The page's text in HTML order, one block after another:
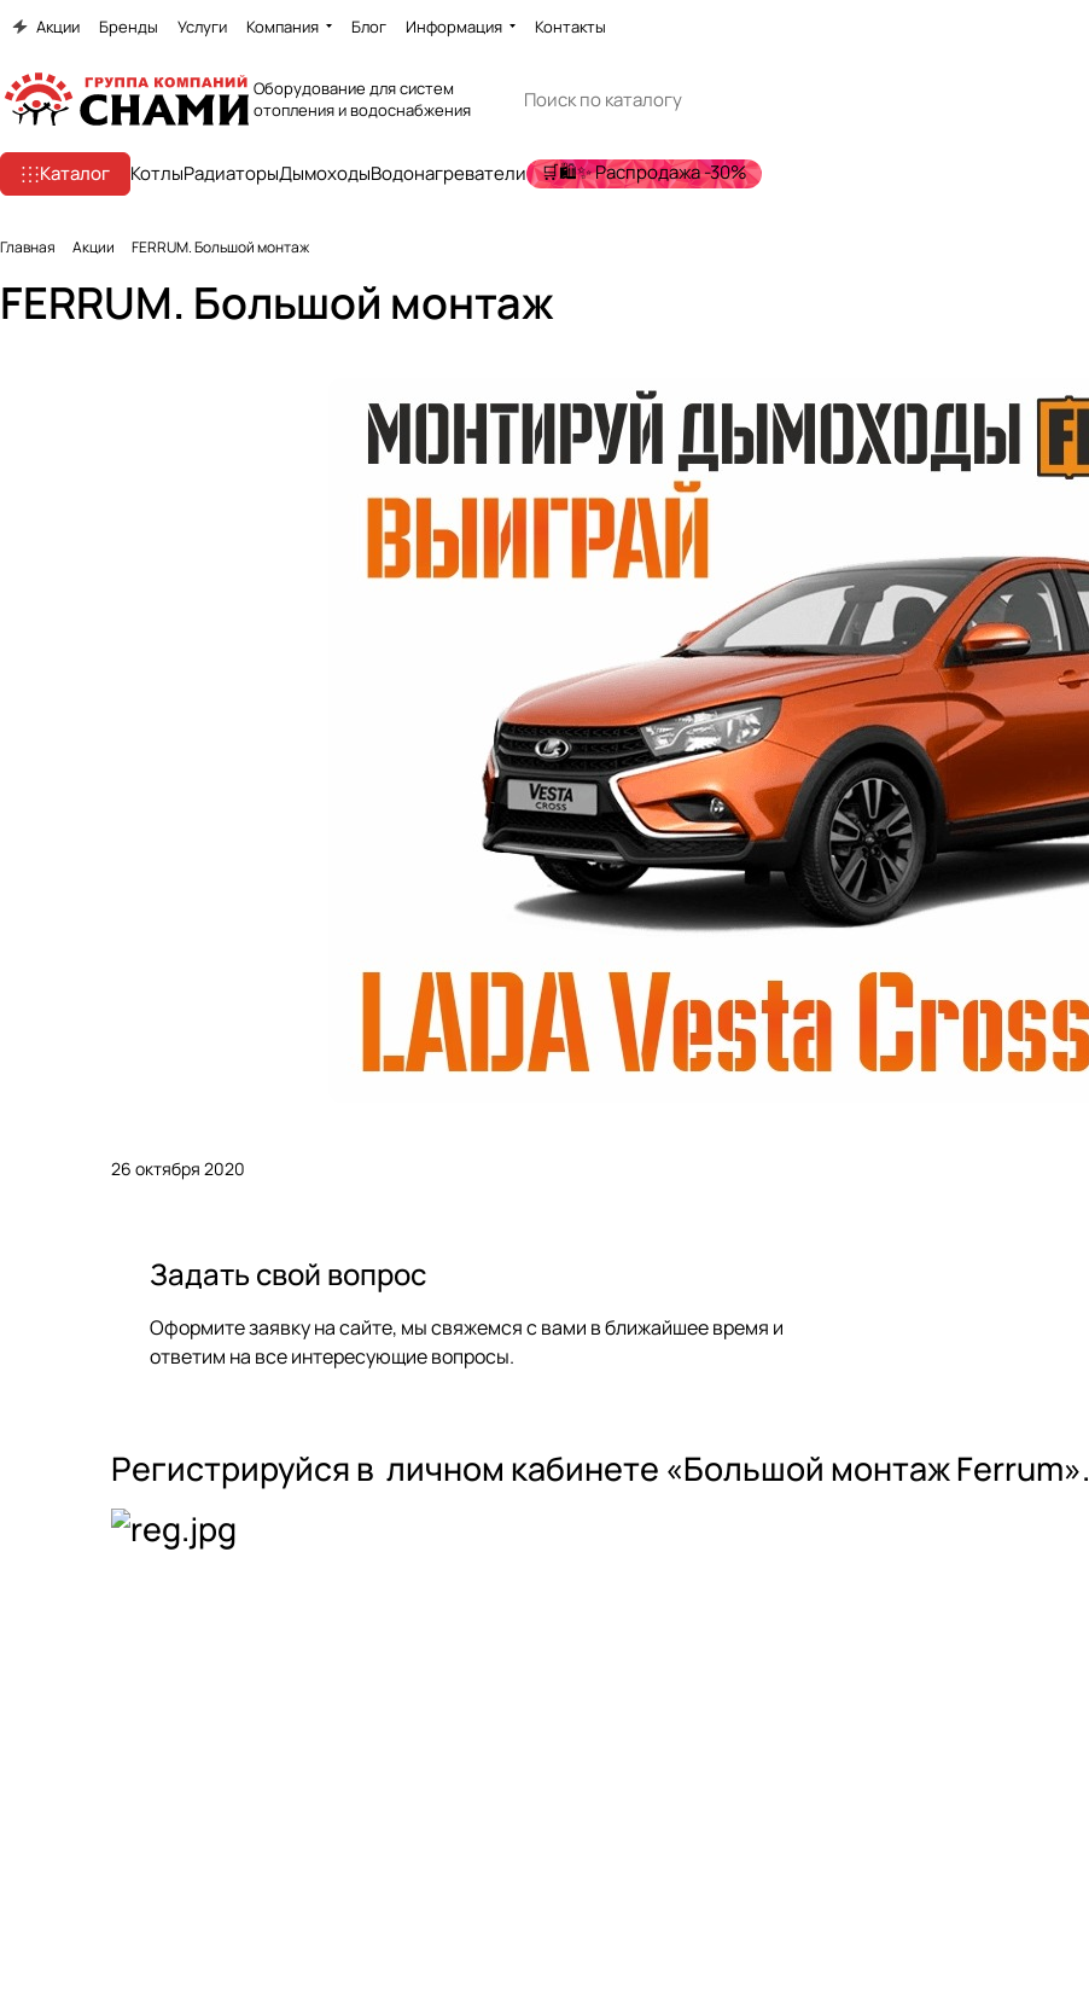
Акции Бренды Услуги Компания Блог Информация Контакты
Оборудование для систем
отопления и водоснабжения
Каталог КотлыРадиаторыДымоходыВодонагреватели 🛒🛍️✨ Распродажа -30%
Главная Акции FERRUM. Большой монтаж
FERRUM. Большой монтаж
26 октября 2020
Задать свой вопрос
Оформите заявку на сайте, мы свяжемся с вами в ближайшее время и
ответим на все интересующие вопросы.
Регистрируйся в личном кабинете «Большой монтаж Ferrum».